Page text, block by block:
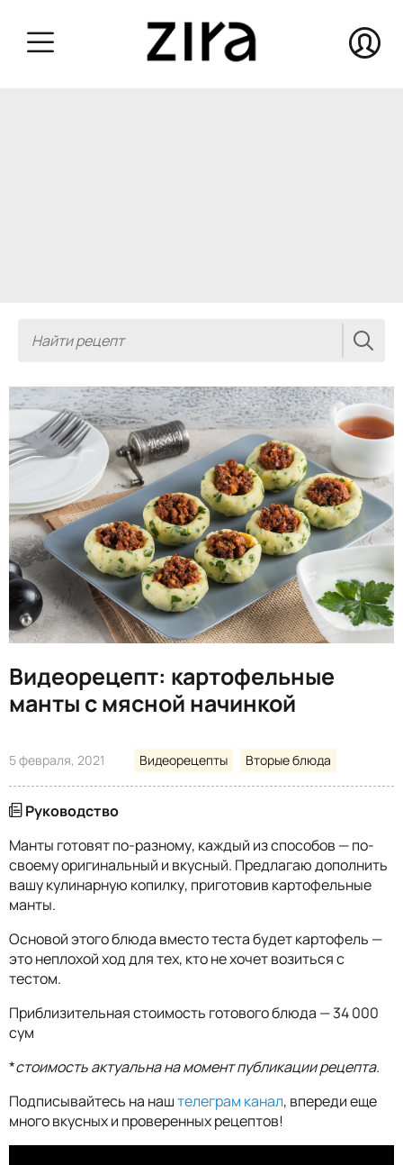
Видеорецепт: картофельные
манты с мясной начинкой
5 февраля, 2021 Видеорецепты Вторые блюда
Руководство
Манты готовят по-разному, каждый из способов — по-
своему оригинальный и вкусный. Предлагаю дополнить
вашу кулинарную копилку, приготовив картофельные
манты.
Основой этого блюда вместо теста будет картофель —
это неплохой ход для тех, кто не хочет возиться с
тестом.
Приблизительная стоимость готового блюда — 34 000
сум
*стоимость актуальна на момент публикации рецепта.
Подписывайтесь на наштелеграм канал, впереди еще
много вкусных и проверенных рецептов!